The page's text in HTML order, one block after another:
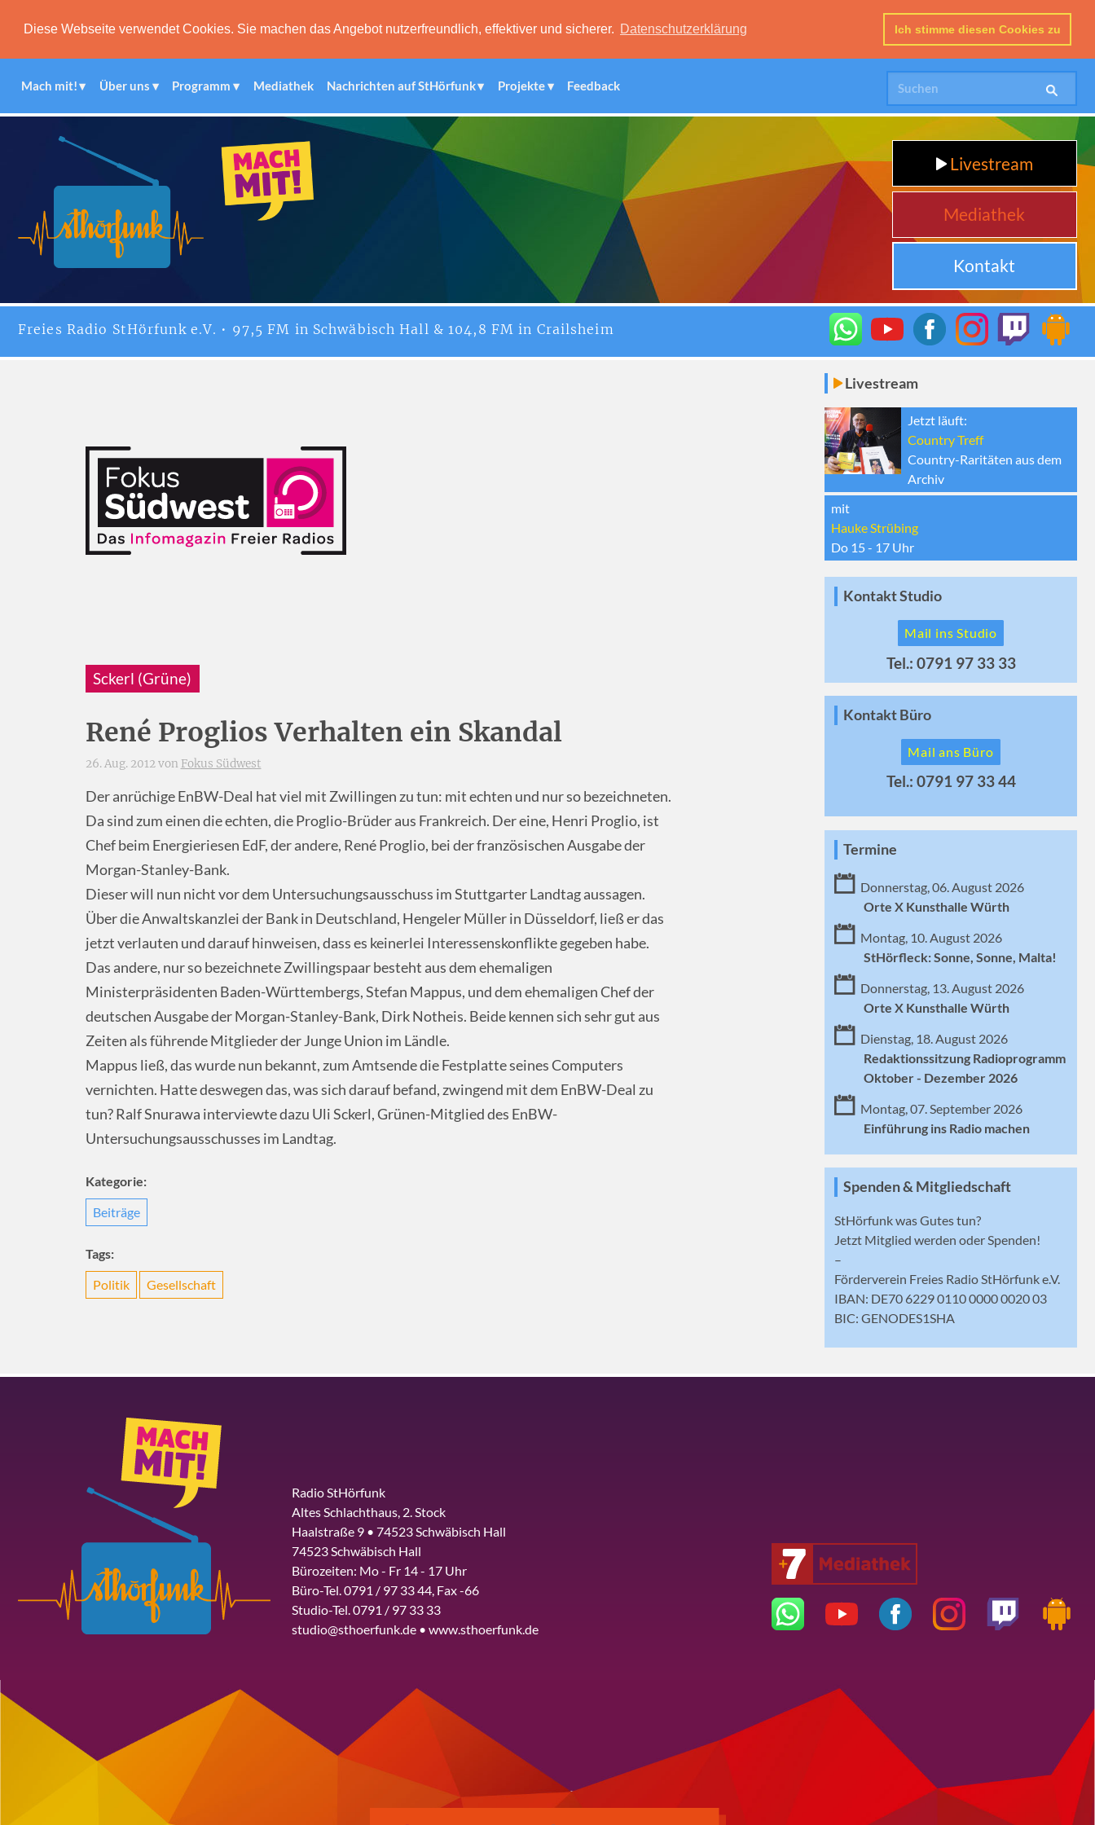
Diese Webseite verwendet Cookies. Sie machen das Angebot nutzerfreundlich, effektiver und sicherer. Datenschutzerklärung Ich stimme diesen Cookies zu
Mach mit! Über uns Programm Mediathek Nachrichten auf StHörfunk Projekte Feedback
Livestream
Mediathek
Kontakt
Freies Radio StHörfunke.V. • 97,5 FM in Schwäbisch Hall & 104,8 FM in Crailsheim
Sckerl (Grüne)
René Proglios Verhalten ein Skandal
26. Aug. 2012 von Fokus Südwest
Der anrüchige EnBW-Deal hat viel mit Zwillingen zu tun: mit echten und nur so bezeichneten.
Da sind zum einen die echten, die Proglio-Brüder aus Frankreich. Der eine, Henri Proglio, ist
Chef beim Energieriesen EdF, der andere, René Proglio, bei der französischen Ausgabe der
Morgan-Stanley-Bank.
Dieser will nun nicht vor dem Untersuchungsausschuss im Stuttgarter Landtag aussagen.
Über die Anwaltskanzlei der Bank in Deutschland, Hengeler Müller in Düsseldorf, ließ er das
jetzt verlauten und darauf hinweisen, dass es keinerlei Interessenskonflikte gegeben habe.
Das andere, nur so bezeichnete Zwillingspaar besteht aus dem ehemaligen
Ministerpräsidenten Baden-Württembergs, Stefan Mappus, und dem ehemaligen Chef der
deutschen Ausgabe der Morgan-Stanley-Bank, Dirk Notheis. Beide kennen sich sehr gut aus
Zeiten als führende Mitglieder der Junge Union im Ländle.
Mappus ließ, das wurde nun bekannt, zum Amtsende die Festplatte seines Computers
vernichten. Hatte deswegen das, was sich darauf befand, zwingend mit dem EnBW-Deal zu
tun? Ralf Snurawa interviewte dazu Uli Sckerl, Grünen-Mitglied des EnBW-
Untersuchungsausschusses im Landtag.
Kategorie:
Beiträge
Tags:
Politik
Gesellschaft
Livestream
Jetzt läuft:
Country Treff
Country-Raritäten aus dem
Archiv
mit
Hauke Strübing
Do 15 - 17 Uhr
Kontakt Studio
Mail ins Studio
Tel.: 0791 97 33 33
Kontakt Büro
Mail ans Büro
Tel.: 0791 97 33 44
Termine
Donnerstag, 06. August 2026
Orte X Kunsthalle Würth
Montag, 10. August 2026
StHörfleck: Sonne, Sonne, Malta!
Donnerstag, 13. August 2026
Orte X Kunsthalle Würth
Dienstag, 18. August 2026
Redaktionssitzung Radioprogramm
Oktober - Dezember 2026
Montag, 07. September 2026
Einführung ins Radio machen
Spenden & Mitgliedschaft
StHörfunk was Gutes tun?
Jetzt Mitglied werden oder Spenden!
–
Förderverein Freies Radio StHörfunk e.V.
IBAN: DE70 6229 0110 0000 0020 03
BIC: GENODES1SHA
Radio StHörfunk
Altes Schlachthaus, 2. Stock
Haalstraße 9 • 74523 Schwäbisch Hall
74523 Schwäbisch Hall
Bürozeiten: Mo - Fr 14 - 17 Uhr
Büro-Tel. 0791 / 97 33 44, Fax -66
Studio-Tel. 0791 / 97 33 33
studio@sthoerfunk.de • www.sthoerfunk.de